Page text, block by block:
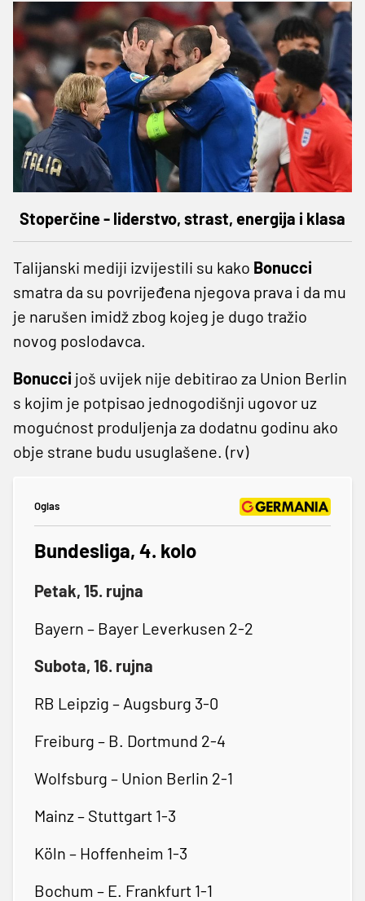
Stoperčine - liderstvo, strast, energija i klasa
Talijanski mediji izvijestili su kako Bonucci
smatra da su povrijeđena njegova prava i da mu
je narušen imidž zbog kojeg je dugo tražio
novog poslodavca.
Bonucci još uvijek nije debitirao za Union Berlin
s kojim je potpisao jednogodišnji ugovor uz
mogućnost produljenja za dodatnu godinu ako
obje strane budu usuglašene. (rv)
Oglas
Bundesliga, 4. kolo
Petak, 15. rujna
Bayern – Bayer Leverkusen 2-2
Subota, 16. rujna
RB Leipzig – Augsburg 3-0
Freiburg – B. Dortmund 2-4
Wolfsburg – Union Berlin 2-1
Mainz – Stuttgart 1-3
Köln – Hoffenheim 1-3
Bochum – E. Frankfurt 1-1